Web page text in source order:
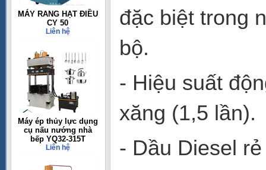
MÁY RANG HẠT ĐIỀU
CY 50
Liên hệ
Máy ép thủy lực dụng
cụ nấu nướng nhà
bếp YQ32-315T
Liên hệ
đặc biệt trong
bộ.
- Hiệu suất
xăng (1,5 lần).
- Dầu Diesel